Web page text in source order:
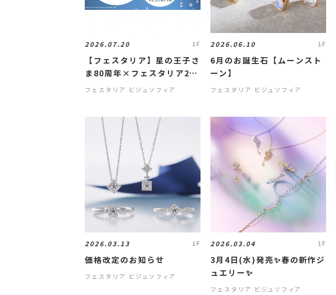
2026.07.20 1F
【フェスタリア】星の王子さ
ま80周年×フェスタリア20
周年
フェスタリア ビジュソフィア
2026.06.10 1F
6月のお誕生石【ムーンスト
ーン】
フェスタリア ビジュソフィア
2026.03.13 1F
価格改定のお知らせ
フェスタリア ビジュソフィア
2026.03.04 1F
3月4日(水)発売✨春の新作ジ
ュエリー✨
フェスタリア ビジュソフィア